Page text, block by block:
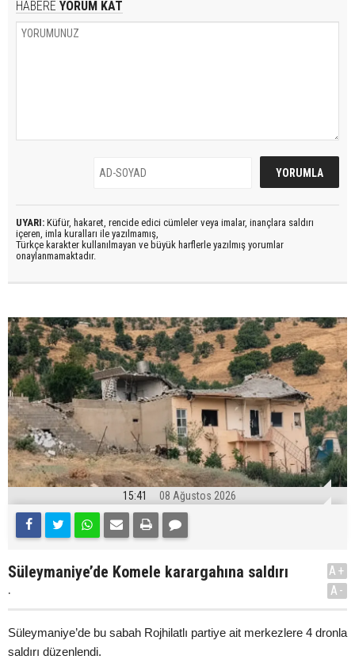
HABERE YORUM KAT
UYARI: Küfür, hakaret, rencide edici cümleler veya imalar, inançlara saldırı
içeren, imla kuralları ile yazılmamış,
Türkçe karakter kullanılmayan ve büyük harflerle yazılmış yorumlar
onaylanmamaktadır.
15:41 08 Ağustos 2026
Süleymaniye’de Komele karargahına saldırı
.
A+
A-
Süleymaniye’de bu sabah Rojhilatlı partiye ait merkezlere 4 dronla
saldırı düzenlendi.